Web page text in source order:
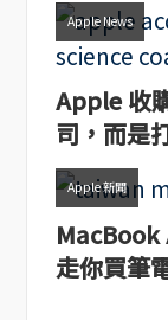
Apple News
Apple 收
司，而是
Apple 新聞
MacBook
走你買筆